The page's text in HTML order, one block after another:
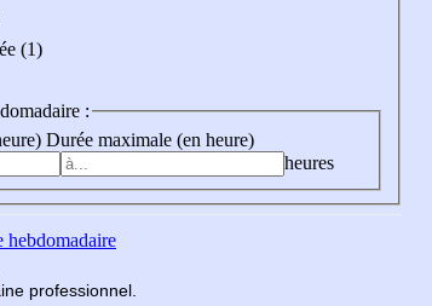
(1)
:
Durée maximale (en heure)
heures
professionnel